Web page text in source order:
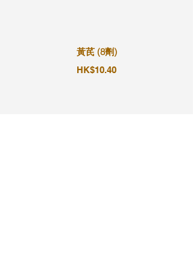
黃芪 (8劑)
HK$10.40